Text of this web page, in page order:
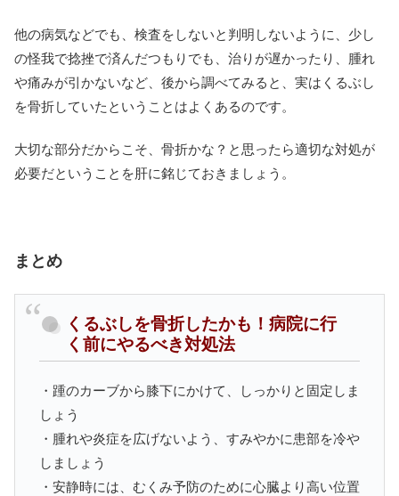
他の病気などでも、検査をしないと判明しないように、少し
の怪我で捻挫で済んだつもりでも、治りが遅かったり、腫れ
や痛みが引かないなど、後から調べてみると、実はくるぶし
を骨折していたということはよくあるのです。
大切な部分だからこそ、骨折かな？と思ったら適切な対処が
必要だということを肝に銘じておきましょう。
まとめ
くるぶしを骨折したかも！病院に行
く前にやるべき対処法
・踵のカーブから膝下にかけて、しっかりと固定しま
しょう
・腫れや炎症を広げないよう、すみやかに患部を冷や
しましょう
・安静時には、むくみ予防のために心臓より高い位置